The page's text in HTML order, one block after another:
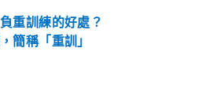
重訓練的好處？
簡稱「重訓」